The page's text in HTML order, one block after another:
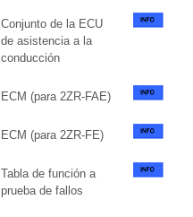
Conjunto de la ECU
de asistencia a la
conducción
ECM (para 2ZR-FAE)
ECM (para 2ZR-FE)
Tabla de función a
prueba de fallos